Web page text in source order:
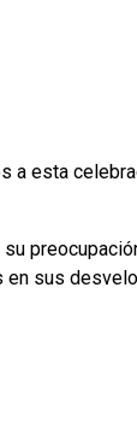
a esta
en sus